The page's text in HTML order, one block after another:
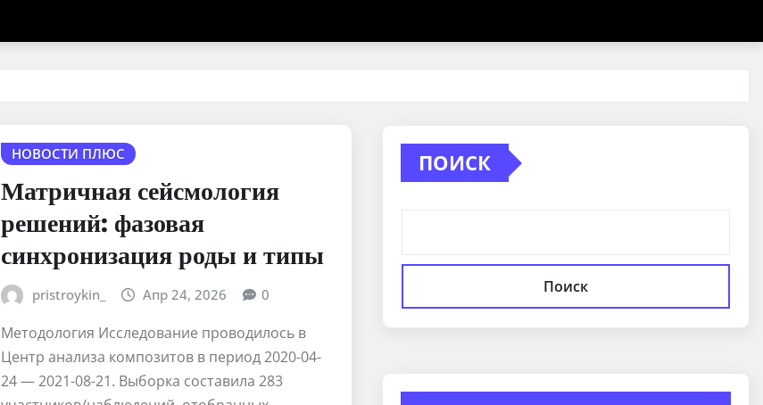
НОВОСТИ ПЛЮС
Матричная сейсмология
решений: фазовая
синхронизация роды и типы
pristroykin_ Апр 24, 2026 0
Методология Исследование проводилось в
Центр анализа композитов в период 2020-04-
24 — 2021-08-21. Выборка составила 283
ПОИСК
Поиск